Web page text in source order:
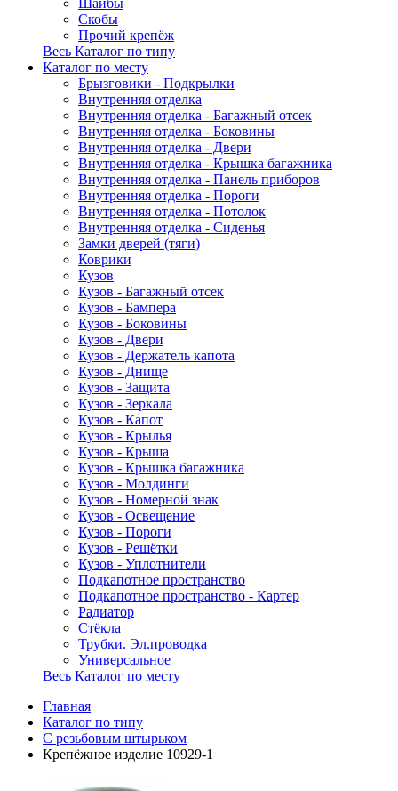
Скобы
Прочий крепёж
Весь Каталог по типу
Каталог по месту
Брызговики - Подкрылки
Внутренняя отделка
Внутренняя отделка - Багажный отсек
Внутренняя отделка - Боковины
Внутренняя отделка - Двери
Внутренняя отделка - Крышка багажника
Внутренняя отделка - Панель приборов
Внутренняя отделка - Пороги
Внутренняя отделка - Потолок
Внутренняя отделка - Сиденья
Замки дверей (тяги)
Коврики
Кузов
Кузов - Багажный отсек
Кузов - Бампера
Кузов - Боковины
Кузов - Двери
Кузов - Держатель капота
Кузов - Днище
Кузов - Защита
Кузов - Зеркала
Кузов - Капот
Кузов - Крылья
Кузов - Крыша
Кузов - Крышка багажника
Кузов - Молдинги
Кузов - Номерной знак
Кузов - Освещение
Кузов - Пороги
Кузов - Решётки
Кузов - Уплотнители
Подкапотное пространство
Подкапотное пространство - Картер
Радиатор
Стёкла
Трубки. Эл.проводка
Универсальное
Весь Каталог по месту
Главная
Каталог по типу
С резьбовым штырьком
Крепёжное изделие 10929-1